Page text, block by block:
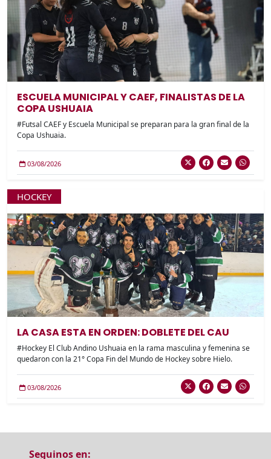
ESCUELA MUNICIPAL Y CAEF, FINALISTAS DE LA
COPA USHUAIA
#Futsal CAEF y Escuela Municipal se preparan para la gran final de la
Copa Ushuaia.
03/08/2026
HOCKEY
LA CASA ESTA EN ORDEN: DOBLETE DEL CAU
#Hockey El Club Andino Ushuaia en la rama masculina y femenina se
quedaron con la 21° Copa Fin del Mundo de Hockey sobre Hielo.
03/08/2026
Seguinos en: